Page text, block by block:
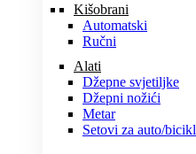
Kišobrani
Automatski
Ručni
Alati
Džepne svjetiljke
Džepni nožići
Metar
Setovi za auto/bicikl